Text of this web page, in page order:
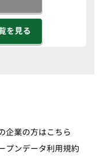
を見る
企業の方はこちら
プンデータ利用規約